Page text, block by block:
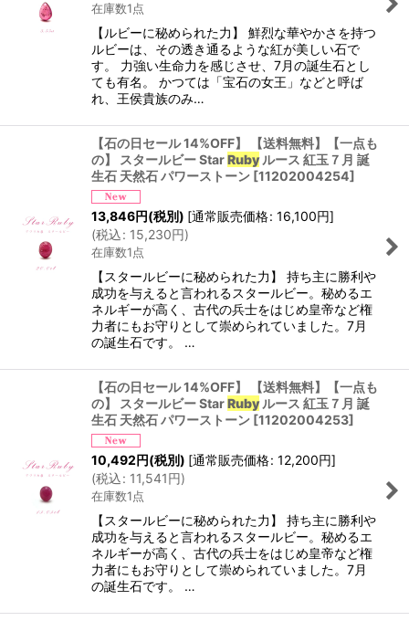
在庫数1点
【ルビーに秘められた力】 鮮烈な華やかさを持つ
ルビーは、その透き通るような紅が美しい石で
す。 力強い生命力を感じさせ、7月の誕生石とし
ても有名。 かつては「宝石の女王」などと呼ば
れ、王侯貴族のみ…
【石の日セール 14%OFF】 【送料無料】【一点も
の】 スタールビー StarRubyルース 紅玉７月 誕
生石 天然石 パワーストーン [11202004254]
13,846円(税別) [通常販売価格: 16,100円]
(税込: 15,230円)
在庫数1点
【スタールビーに秘められた力】 持ち主に勝利や
成功を与えると言われるスタールビー。秘めるエ
ネルギーが高く、古代の兵士をはじめ皇帝など権
力者にもお守りとして崇められていました。7月
の誕生石です。 …
【石の日セール 14%OFF】 【送料無料】【一点も
の】 スタールビー StarRubyルース 紅玉７月 誕
生石 天然石 パワーストーン [11202004253]
10,492円(税別) [通常販売価格: 12,200円]
(税込: 11,541円)
在庫数1点
【スタールビーに秘められた力】 持ち主に勝利や
成功を与えると言われるスタールビー。秘めるエ
ネルギーが高く、古代の兵士をはじめ皇帝など権
力者にもお守りとして崇められていました。7月
の誕生石です。 …